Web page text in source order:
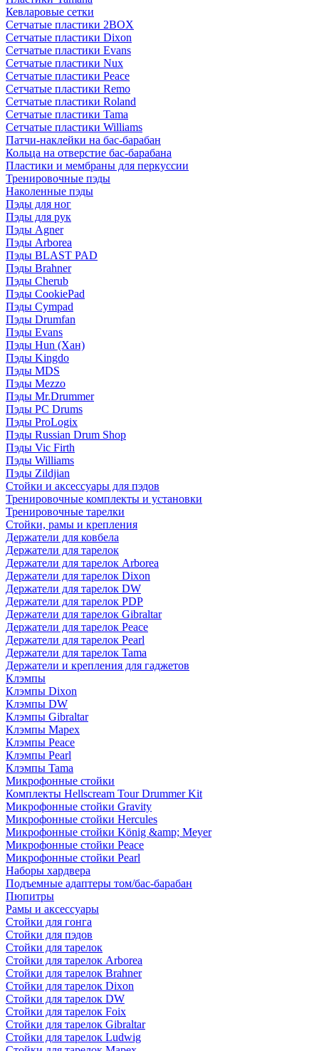
Кевларовые сетки
Сетчатые пластики 2BOX
Сетчатые пластики Dixon
Сетчатые пластики Evans
Сетчатые пластики Nux
Сетчатые пластики Peace
Сетчатые пластики Remo
Сетчатые пластики Roland
Сетчатые пластики Tama
Сетчатые пластики Williams
Патчи-наклейки на бас-барабан
Кольца на отверстие бас-барабана
Пластики и мембраны для перкуссии
Тренировочные пэды
Наколенные пэды
Пэды для ног
Пэды для рук
Пэды Agner
Пэды Arborea
Пэды BLAST PAD
Пэды Brahner
Пэды Cherub
Пэды CookiePad
Пэды Cympad
Пэды Drumfan
Пэды Evans
Пэды Hun (Хан)
Пэды Kingdo
Пэды MDS
Пэды Mezzo
Пэды Mr.Drummer
Пэды PC Drums
Пэды ProLogix
Пэды Russian Drum Shop
Пэды Vic Firth
Пэды Williams
Пэды Zildjian
Стойки и аксессуары для пэдов
Тренировочные комплекты и установки
Тренировочные тарелки
Стойки, рамы и крепления
Держатели для ковбела
Держатели для тарелок
Держатели для тарелок Arborea
Держатели для тарелок Dixon
Держатели для тарелок DW
Держатели для тарелок PDP
Держатели для тарелок Gibraltar
Держатели для тарелок Peace
Держатели для тарелок Pearl
Держатели для тарелок Tama
Держатели и крепления для гаджетов
Клэмпы
Клэмпы Dixon
Клэмпы DW
Клэмпы Gibraltar
Клэмпы Mapex
Клэмпы Peace
Клэмпы Pearl
Клэмпы Tama
Микрофонные стойки
Комплекты Hellscream Tour Drummer Kit
Микрофонные стойки Gravity
Микрофонные стойки Hercules
Микрофонные стойки König &amp; Meyer
Микрофонные стойки Peace
Микрофонные стойки Pearl
Наборы хардвера
Подъемные адаптеры том/бас-барабан
Пюпитры
Рамы и аксессуары
Стойки для гонга
Стойки для пэдов
Стойки для тарелок
Стойки для тарелок Arborea
Стойки для тарелок Brahner
Стойки для тарелок Dixon
Стойки для тарелок DW
Стойки для тарелок Foix
Стойки для тарелок Gibraltar
Стойки для тарелок Ludwig